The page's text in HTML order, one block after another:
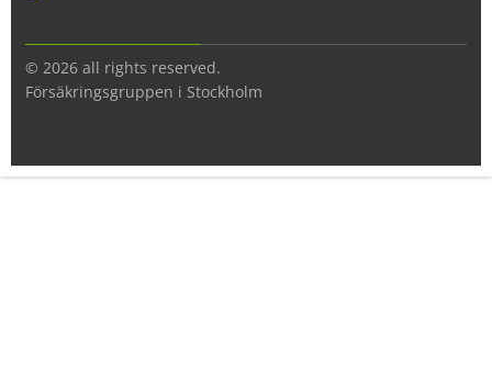
© 2026 all rights reserved.
Försäkringsgruppen i Stockholm